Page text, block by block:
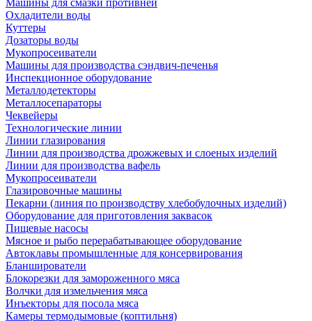
Машины для смазки противней
Охладители воды
Куттеры
Дозаторы воды
Мукопросеиватели
Машины для производства сэндвич-печенья
Инспекционное оборудование
Металлодетекторы
Металлосепараторы
Чеквейеры
Технологические линии
Линии глазирования
Линии для производства дрожжевых и слоеных изделий
Линии для производства вафель
Мукопросеиватели
Глазировочные машины
Пекарни (линия по производству хлебобулочных изделий)
Оборудование для приготовления заквасок
Пищевые насосы
Мясное и рыбо перерабатывающее оборудование
Автоклавы промышленные для консервирования
Бланширователи
Блокорезки для замороженного мяса
Волчки для измельчения мяса
Инъекторы для посола мяса
Камеры термодымовые (коптильня)